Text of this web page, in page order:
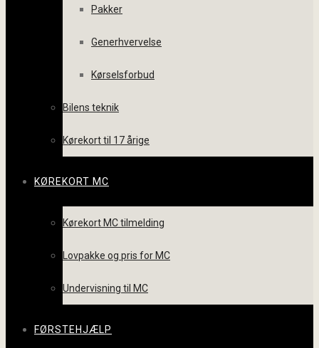
Pakker
Generhvervelse
Kørselsforbud
Bilens teknik
Kørekort til 17 årige
KØREKORT MC
Kørekort MC tilmelding
Lovpakke og pris for MC
Undervisning til MC
FØRSTEHJÆLP